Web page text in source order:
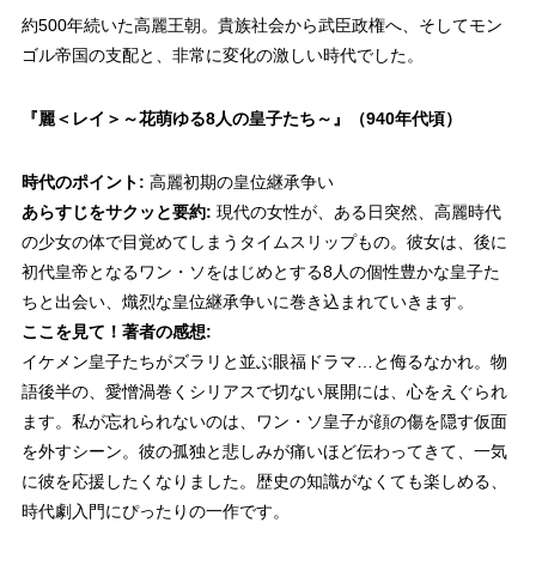
約500年続いた高麗王朝。貴族社会から武臣政権へ、そしてモン
ゴル帝国の支配と、非常に変化の激しい時代でした。
『麗＜レイ＞～花萌ゆる8人の皇子たち～』 （940年代頃）
時代のポイント: 高麗初期の皇位継承争い
あらすじをサクッと要約: 現代の女性が、ある日突然、高麗時代
の少女の体で目覚めてしまうタイムスリップもの。彼女は、後に
初代皇帝となるワン・ソをはじめとする8人の個性豊かな皇子た
ちと出会い、熾烈な皇位継承争いに巻き込まれていきます。
ここを見て！著者の感想:
イケメン皇子たちがズラリと並ぶ眼福ドラマ…と侮るなかれ。物
語後半の、愛憎渦巻くシリアスで切ない展開には、心をえぐられ
ます。私が忘れられないのは、ワン・ソ皇子が顔の傷を隠す仮面
を外すシーン。彼の孤独と悲しみが痛いほど伝わってきて、一気
に彼を応援したくなりました。歴史の知識がなくても楽しめる、
時代劇入門にぴったりの一作です。